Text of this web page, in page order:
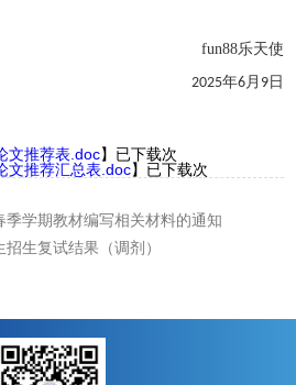
fun88乐天使
2025年6月 9日
文推荐表.doc】已下载次
文推荐汇总表.doc】已下载次
季学期教材编写相关材料的通知
生复试结果（调剂）